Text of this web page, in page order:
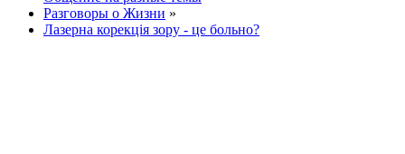
Разговоры о Жизни »
Лазерна корекція зору - це больно?